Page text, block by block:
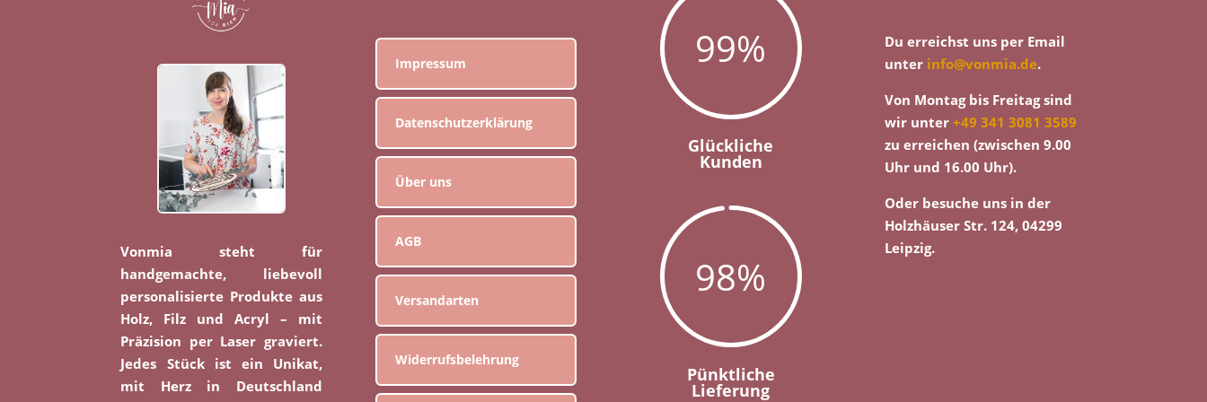
Vonmia steht für
handgemachte, liebevoll
personalisierte Produkte aus
Holz, Filz und Acryl – mit
Präzision per Laser graviert.
Jedes Stück ist ein Unikat,
mit Herz in Deutschland
Impressum
Datenschutzerklärung
Über uns
AGB
Versandarten
Widerrufsbelehrung
99%
Glückliche
Kunden
98%
Pünktliche
Lieferung
Du erreichst uns per Email
unter info@vonmia.de.
Von Montag bis Freitag sind
wir unter+49 341 3081 3589
zu erreichen (zwischen 9.00
Uhr und 16.00 Uhr).
Oder besuche uns in der
Holzhäuser Str. 124, 04299
Leipzig.